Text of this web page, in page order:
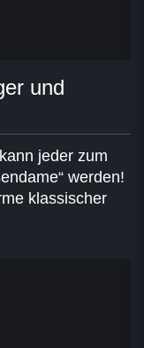
und
jeder zum
werden!
klassischer